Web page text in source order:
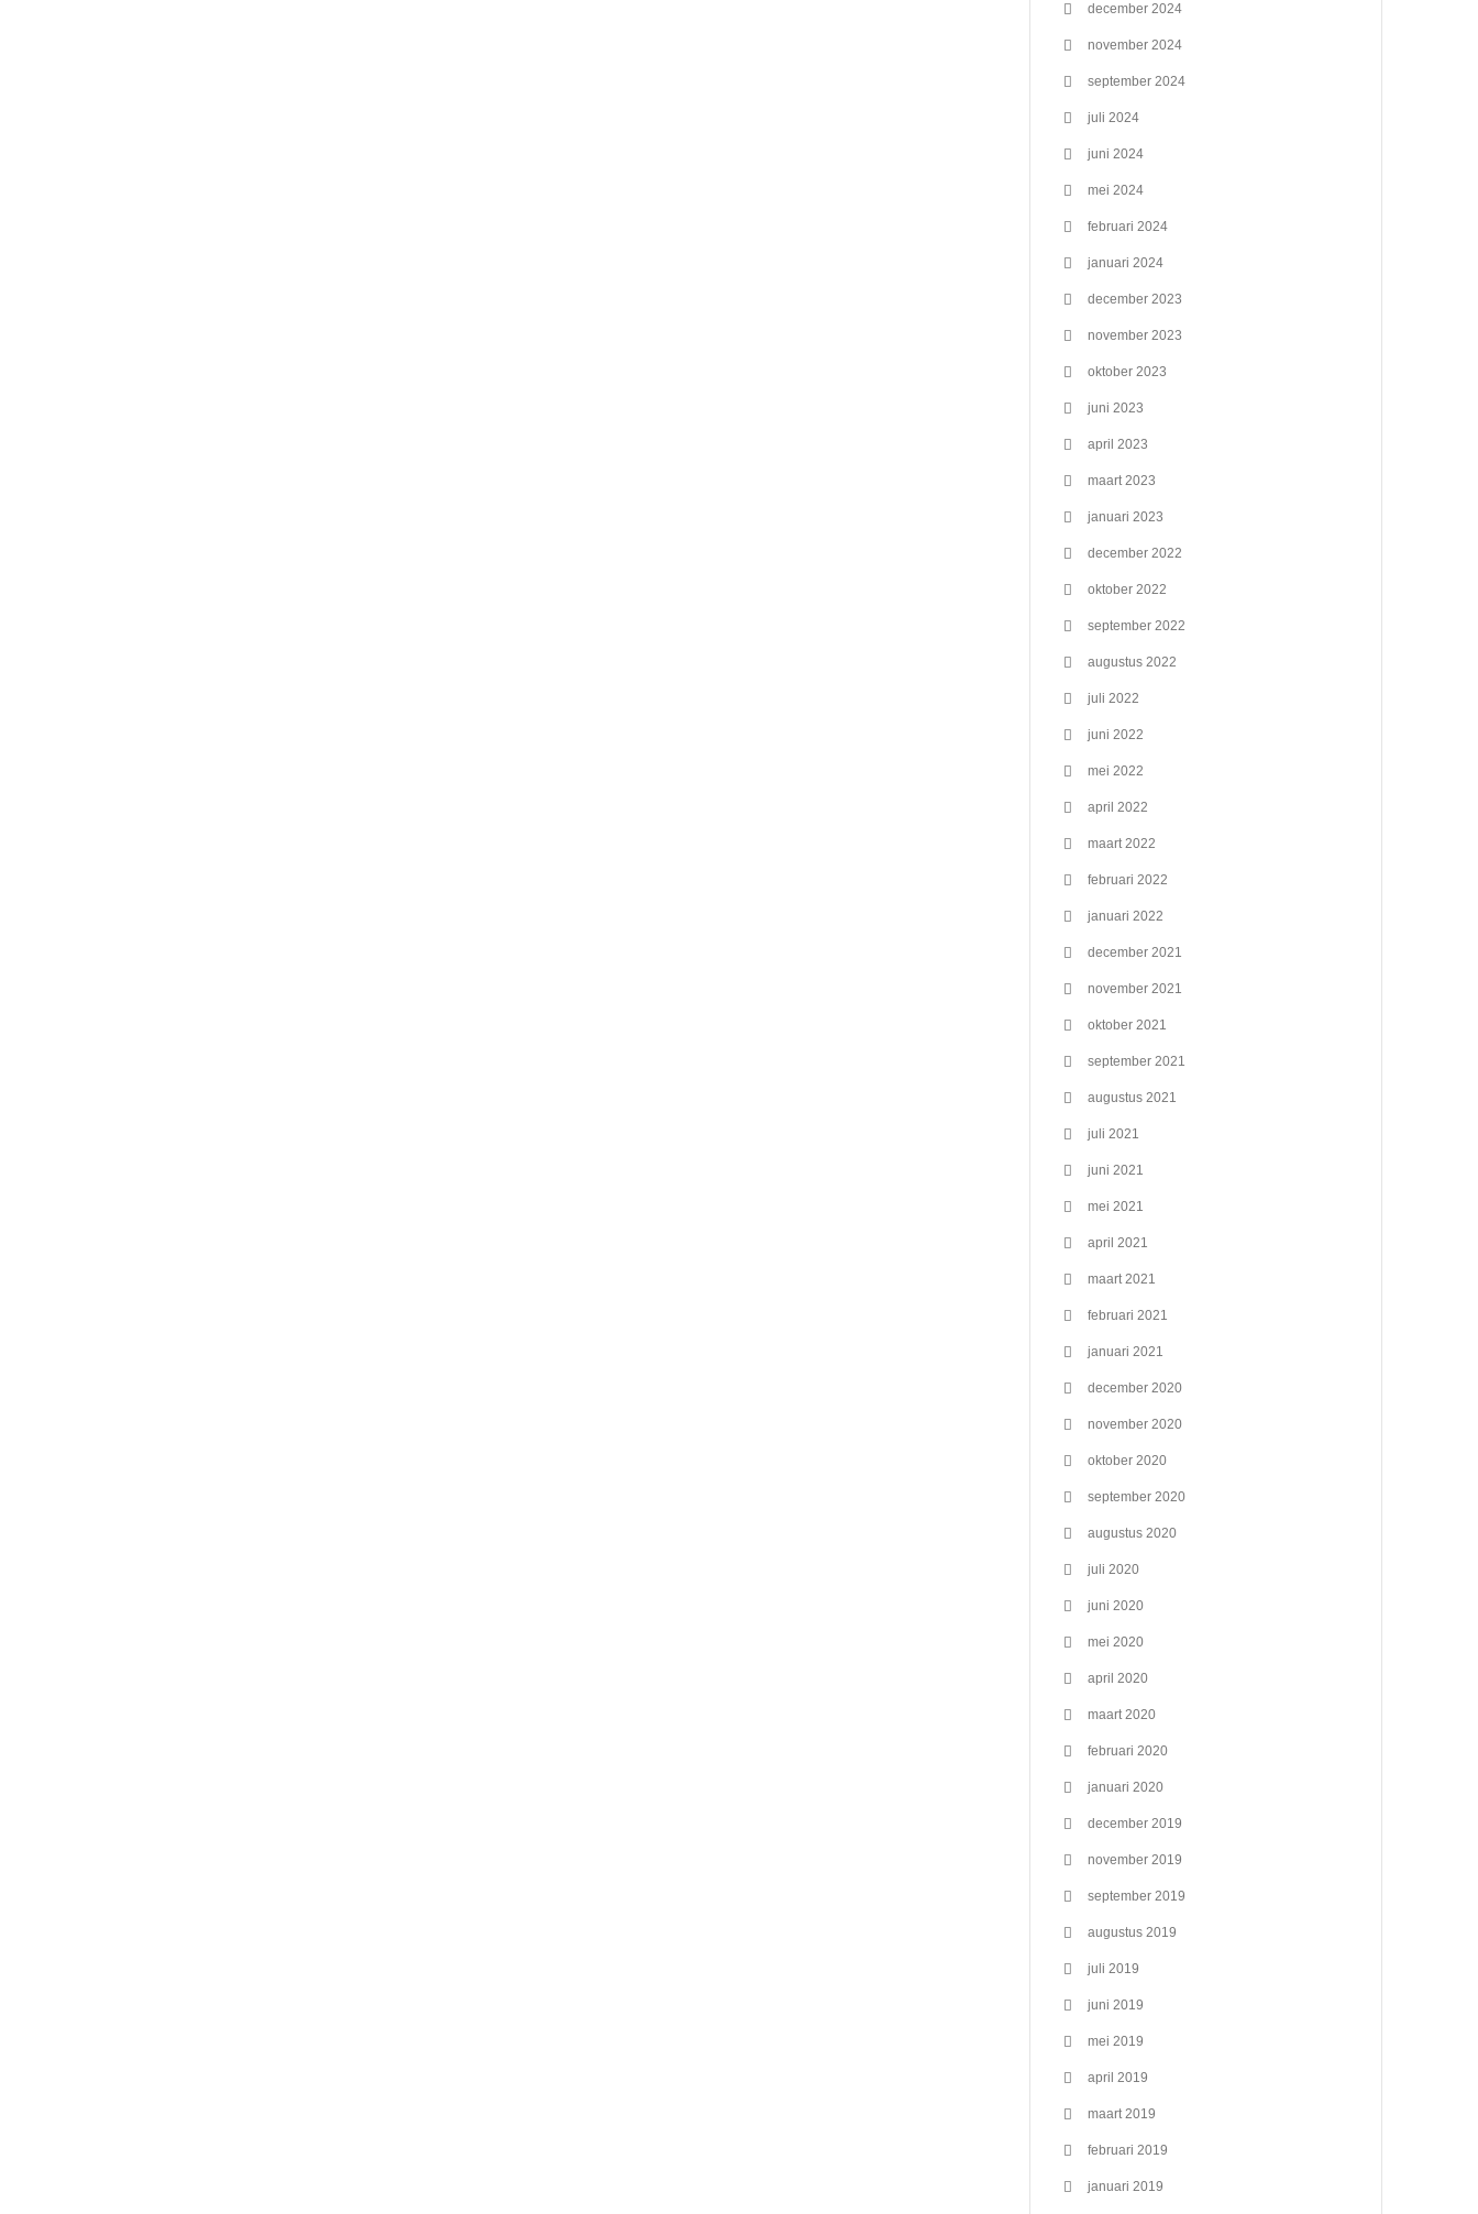
december 2024
november 2024
september 2024
juli 2024
juni 2024
mei 2024
februari 2024
januari 2024
december 2023
november 2023
oktober 2023
juni 2023
april 2023
maart 2023
januari 2023
december 2022
oktober 2022
september 2022
augustus 2022
juli 2022
juni 2022
mei 2022
april 2022
maart 2022
februari 2022
januari 2022
december 2021
november 2021
oktober 2021
september 2021
augustus 2021
juli 2021
juni 2021
mei 2021
april 2021
maart 2021
februari 2021
januari 2021
december 2020
november 2020
oktober 2020
september 2020
augustus 2020
juli 2020
juni 2020
mei 2020
april 2020
maart 2020
februari 2020
januari 2020
december 2019
november 2019
september 2019
augustus 2019
juli 2019
juni 2019
mei 2019
april 2019
maart 2019
februari 2019
januari 2019